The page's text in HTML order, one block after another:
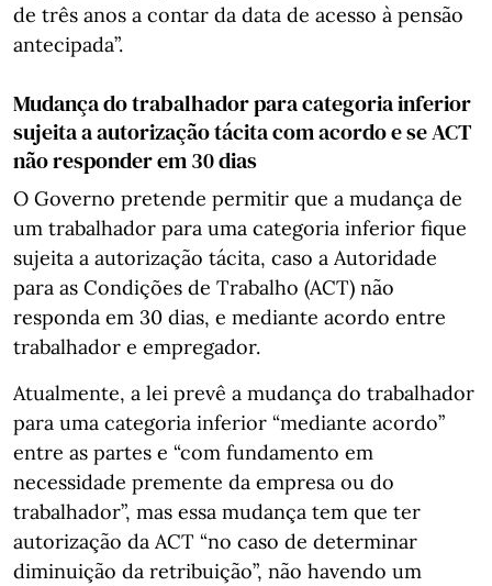
de três anos a contar da data de acesso à pensão
antecipada”.
Mudança do trabalhador para categoria inferior
sujeita a autorização tácita com acordo e se ACT
não responder em 30 dias
O Governo pretende permitir que a mudança de
um trabalhador para uma categoria inferior fique
sujeita a autorização tácita, caso a Autoridade
para as Condições de Trabalho (ACT) não
responda em 30 dias, e mediante acordo entre
trabalhador e empregador.
Atualmente, a lei prevê a mudança do trabalhador
para uma categoria inferior “mediante acordo”
entre as partes e “com fundamento em
necessidade premente da empresa ou do
trabalhador”, mas essa mudança tem que ter
autorização da ACT “no caso de determinar
diminuição da retribuição”, não havendo um